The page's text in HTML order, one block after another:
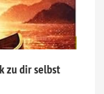
zu dir selbst